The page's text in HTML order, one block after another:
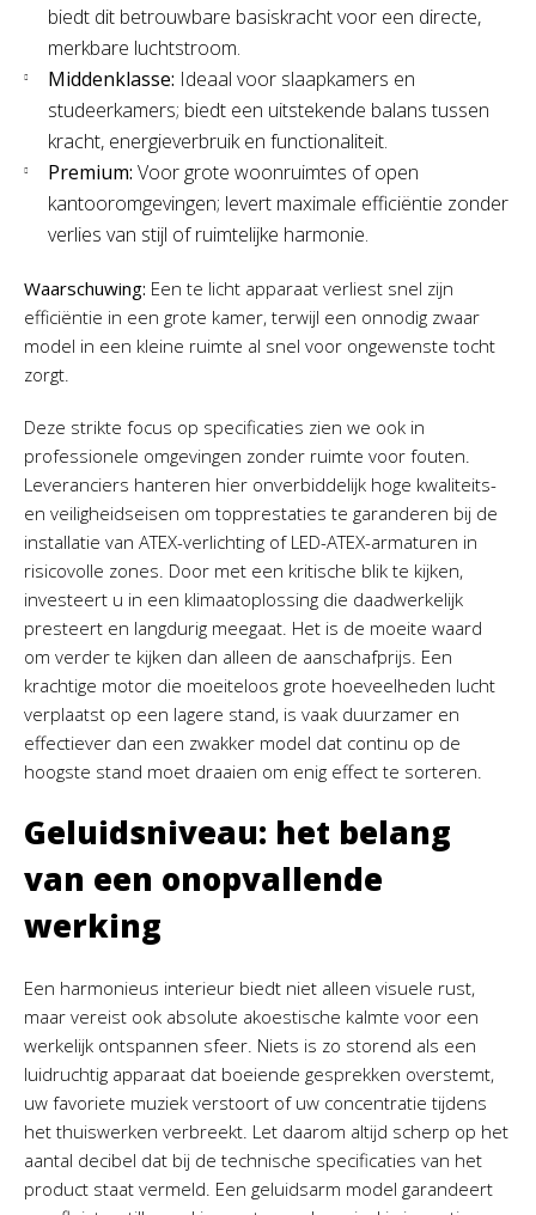
biedt dit betrouwbare basiskracht voor een directe,
merkbare luchtstroom.
Middenklasse: Ideaal voor slaapkamers en
studeerkamers; biedt een uitstekende balans tussen
kracht, energieverbruik en functionaliteit.
Premium: Voor grote woonruimtes of open
kantooromgevingen; levert maximale efficiëntie zonder
verlies van stijl of ruimtelijke harmonie.
Waarschuwing: Een te licht apparaat verliest snel zijn
efficiëntie in een grote kamer, terwijl een onnodig zwaar
model in een kleine ruimte al snel voor ongewenste tocht
zorgt.
Deze strikte focus op specificaties zien we ook in
professionele omgevingen zonder ruimte voor fouten.
Leveranciers hanteren hier onverbiddelijk hoge kwaliteits-
en veiligheidseisen om topprestaties te garanderen bij de
installatie van ATEX-verlichting of LED-ATEX-armaturen in
risicovolle zones. Door met een kritische blik te kijken,
investeert u in een klimaatoplossing die daadwerkelijk
presteert en langdurig meegaat. Het is de moeite waard
om verder te kijken dan alleen de aanschafprijs. Een
krachtige motor die moeiteloos grote hoeveelheden lucht
verplaatst op een lagere stand, is vaak duurzamer en
effectiever dan een zwakker model dat continu op de
hoogste stand moet draaien om enig effect te sorteren.
Geluidsniveau: het belang
van een onopvallende
werking
Een harmonieus interieur biedt niet alleen visuele rust,
maar vereist ook absolute akoestische kalmte voor een
werkelijk ontspannen sfeer. Niets is zo storend als een
luidruchtig apparaat dat boeiende gesprekken overstemt,
uw favoriete muziek verstoort of uw concentratie tijdens
het thuiswerken verbreekt. Let daarom altijd scherp op het
aantal decibel dat bij de technische specificaties van het
product staat vermeld. Een geluidsarm model garandeert